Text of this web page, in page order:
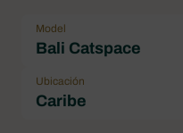
Model
Bali Catspace
Ubicación
Caribe